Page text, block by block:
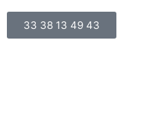
33 38 13 49 43